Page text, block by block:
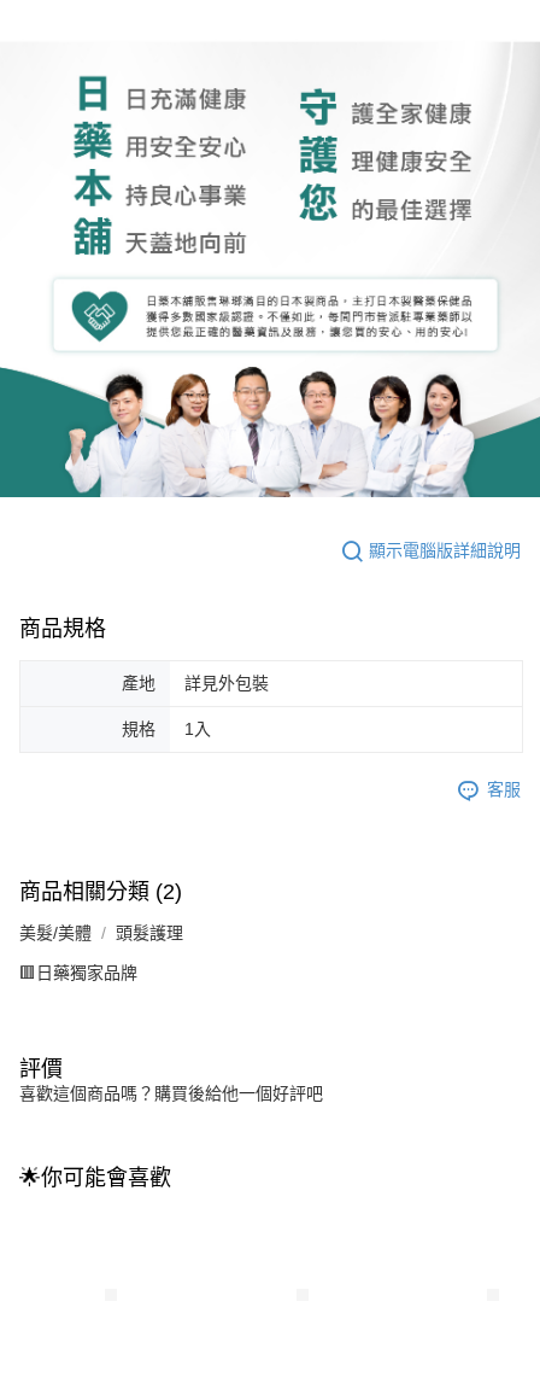
顯示電腦版詳細說明
商品規格
產地 詳見外包裝
規格 1入
客服
商品相關分類 (2)
美髮/美體 頭髮護理
🟥日藥獨家品牌
評價
喜歡這個商品嗎？購買後給他一個好評吧
🌟你可能會喜歡